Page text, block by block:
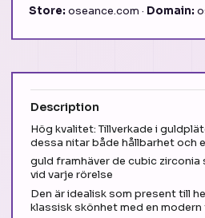
Store: oseance.com · Domain:
Description
Hög kvalitet: Tillverkade i
dessa nitar både hållbarhet och
guld framhäver de cubic
vid varje rörelse
Den är idealisk som present till
klassisk skönhet med en